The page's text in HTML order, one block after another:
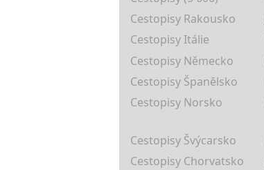
Cestopisy Rakousko
Cestopisy Itálie
Cestopisy Německo
Cestopisy Španělsko
Cestopisy Norsko
Cestopisy Švýcarsko
Cestopisy Chorvatsko